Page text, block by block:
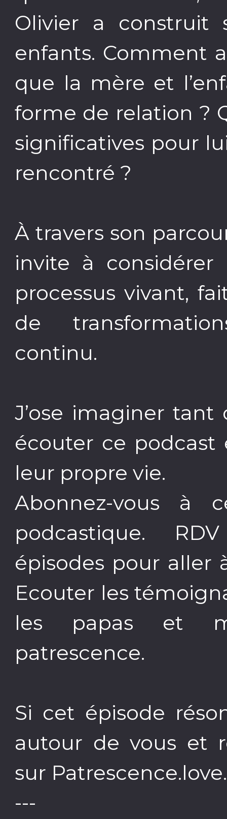
Olivier a construit
enfants. Comment
que la mère et
forme de relation ?
significatives pour
rencontré ?
À travers son
invite à
processus vivant,
de
continu.
J’ose imaginer
écouter ce
leur propre vie.
Abonnez-vous à
podcastique.
épisodes pour aller
Ecouter les
les papas et
patrescence.
Si cet épisode
autour de vous et
sur Patrescence.love.
---